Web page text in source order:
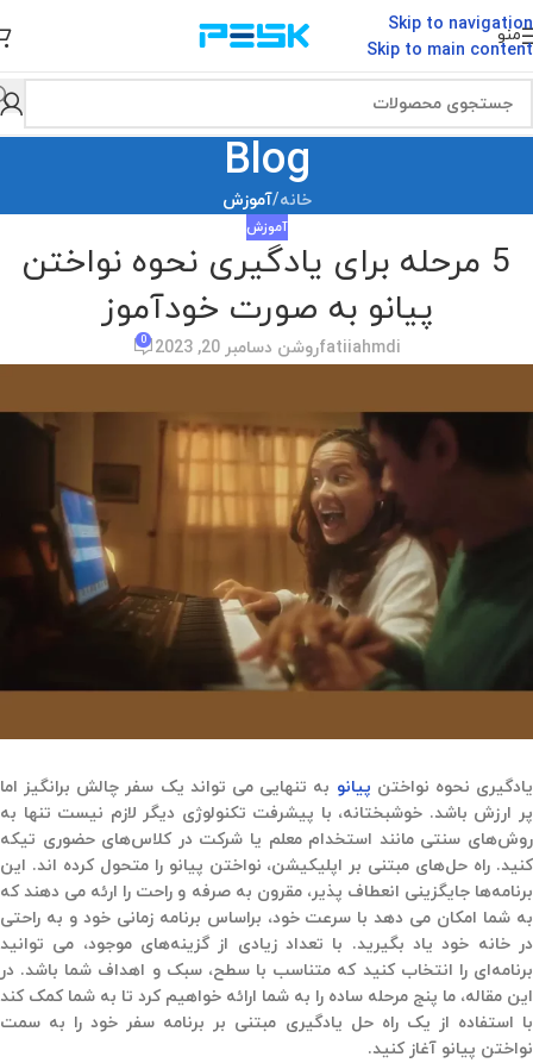
Skip to navigation
Skip to main content
منو
Blog
خانه/آموزش
آموزش
5 مرحله برای یادگیری نحوه نواختن
پیانو به صورت خودآموز
fatiiahmdiروشن دسامبر 20, 2023 0
یادگیری نحوه نواختن پیانو به تنهایی می تواند یک سفر چالش برانگیز اما
پر ارزش باشد. خوشبختانه، با پیشرفت تکنولوژی دیگر لازم نیست تنها به
روش‌های سنتی مانند استخدام معلم یا شرکت در کلاس‌های حضوری تیکه
کنید. راه حل‌های مبتنی بر اپلیکیشن، نواختن پیانو را متحول کرده اند. این
برنامه‌ها جایگزینی انعطاف پذیر، مقرون به صرفه و راحت را ارئه می دهند که
به شما امکان می دهد با سرعت خود، براساس برنامه زمانی خود و به راحتی
در خانه خود یاد بگیرید. با تعداد زیادی از گزینه‌های موجود، می توانید
برنامه‌ای را انتخاب کنید که متناسب با سطح، سبک و اهداف شما باشد. در
این مقاله، ما پنج مرحله ساده را به شما ارائه خواهیم کرد تا به شما کمک کند
با استفاده از یک راه حل یادگیری مبتنی بر برنامه سفر خود را به سمت
نواختن پیانو آغاز کنید.